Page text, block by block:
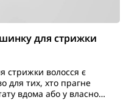
для стрижки
стрижки волосся є
для тих, хто прагне
вдома або у власному